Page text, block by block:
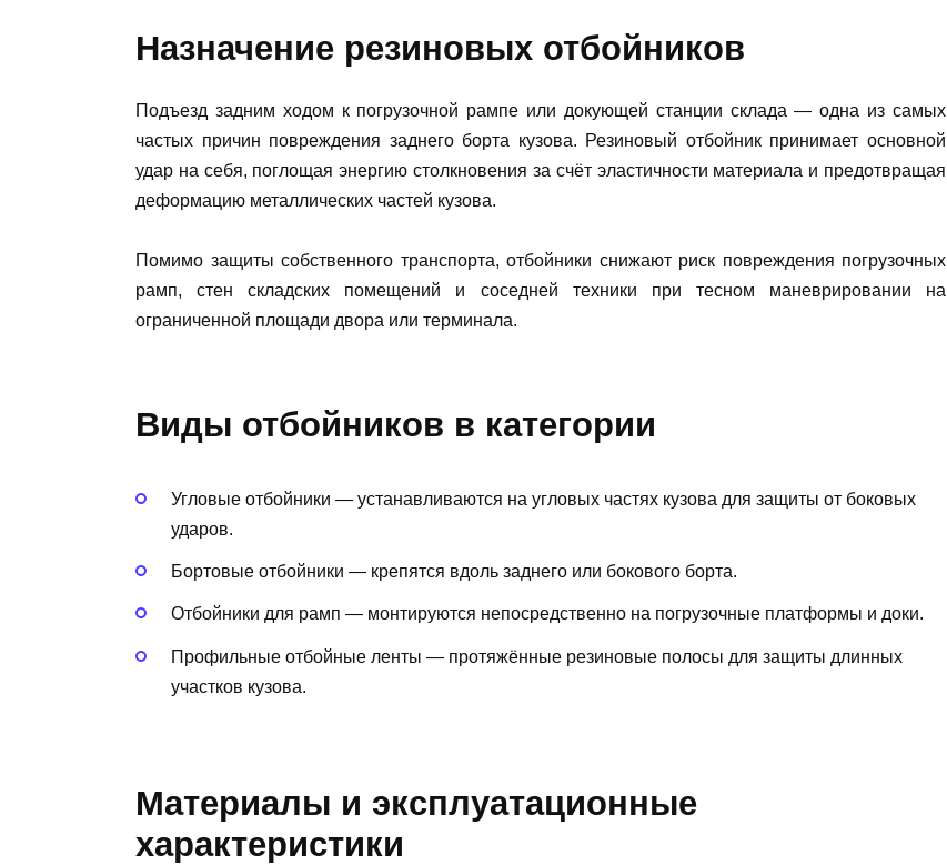
Назначение резиновых отбойников
Подъезд задним ходом к погрузочной рампе или докующей станции склада — одна из самых
частых причин повреждения заднего борта кузова. Резиновый отбойник принимает основной
удар на себя, поглощая энергию столкновения за счёт эластичности материала и предотвращая
деформацию металлических частей кузова.
Помимо защиты собственного транспорта, отбойники снижают риск повреждения погрузочных
рамп, стен складских помещений и соседней техники при тесном маневрировании на
ограниченной площади двора или терминала.
Виды отбойников в категории
Угловые отбойники — устанавливаются на угловых частях кузова для защиты от боковых
ударов.
Бортовые отбойники — крепятся вдоль заднего или бокового борта.
Отбойники для рамп — монтируются непосредственно на погрузочные платформы и доки.
Профильные отбойные ленты — протяжённые резиновые полосы для защиты длинных
участков кузова.
Материалы и эксплуатационные
характеристики